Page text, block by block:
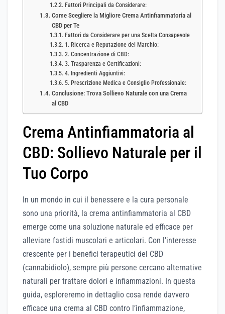
Fattori Principali da Considerare:
Come Scegliere la Migliore Crema Antinfiammatoria al
CBD per Te
Fattori da Considerare per una Scelta Consapevole
1. Ricerca e Reputazione del Marchio:
2. Concentrazione di CBD:
3. Trasparenza e Certificazioni:
4. Ingredienti Aggiuntivi:
5. Prescrizione Medica e Consiglio Professionale:
Conclusione: Trova Sollievo Naturale con una Crema
al CBD
Crema Antinfiammatoria al
CBD: Sollievo Naturale per il
Tuo Corpo
In un mondo in cui il benessere e la cura personale
sono una priorità, la crema antinfiammatoria al CBD
emerge come una soluzione naturale ed efficace per
alleviare fastidi muscolari e articolari. Con l’interesse
crescente per i benefici terapeutici del CBD
(cannabidiolo), sempre più persone cercano alternative
naturali per trattare dolori e infiammazioni. In questa
guida, esploreremo in dettaglio cosa rende davvero
efficace una crema al CBD contro l’infiammazione,